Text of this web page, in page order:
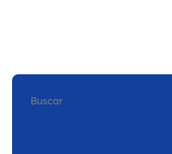
Buscar